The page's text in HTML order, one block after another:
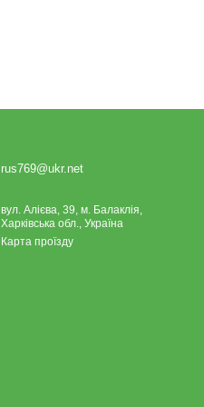
rus769@ukr.net
вул. Алієва, 39, м. Балаклія,
Харківська обл., Україна
Карта проїзду